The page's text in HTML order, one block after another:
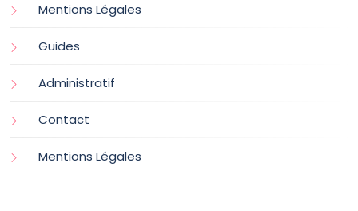
Mentions Légales
Guides
Administratif
Contact
Mentions Légales